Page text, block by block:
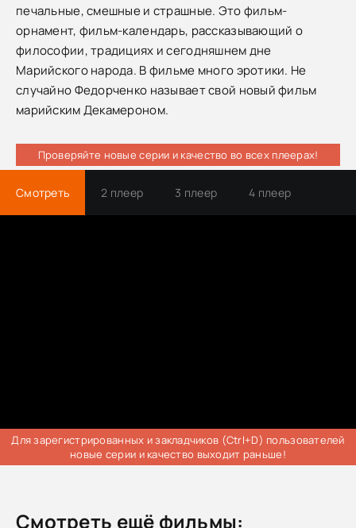
печальные, смешные и страшные. Это фильм-
орнамент, фильм-календарь, рассказывающий о
философии, традициях и сегодняшнем дне
Марийского народа. В фильме много эротики. Не
случайно Федорченко называет свой новый фильм
марийским Декамероном.
Проверяйте новые серии и качество во всех плеерах!
Смотреть 2 плеер 3 плеер 4 плеер
Для зарегистрированных и закладчиков (Ctrl+D) пользователей
новые серии и качество выходит раньше!
Смотреть ещё фильмы: